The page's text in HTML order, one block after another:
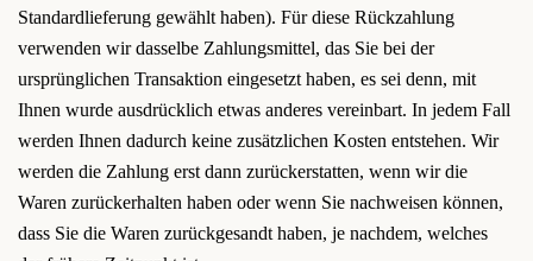
Standardlieferung gewählt haben). Für diese Rückzahlung
verwenden wir dasselbe Zahlungsmittel, das Sie bei der
ursprünglichen Transaktion eingesetzt haben, es sei denn, mit
Ihnen wurde ausdrücklich etwas anderes vereinbart. In jedem Fall
werden Ihnen dadurch keine zusätzlichen Kosten entstehen. Wir
werden die Zahlung erst dann zurückerstatten, wenn wir die
Waren zurückerhalten haben oder wenn Sie nachweisen können,
dass Sie die Waren zurückgesandt haben, je nachdem, welches